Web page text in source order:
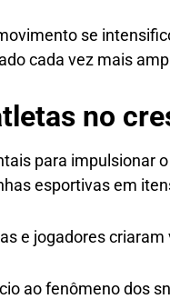
se
cada vez mais
no
para impulsionar o
esportivas em
e jogadores
ao fenômeno dos